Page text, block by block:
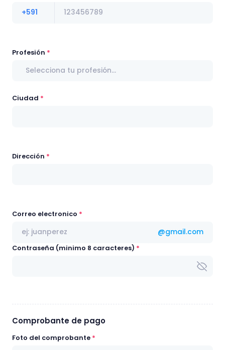
+591
Profesión
Selecciona tu profesión...
Ciudad
Dirección
Correo electronico
@gmail.com
Contraseña (minimo 8 caracteres)
Comprobante de pago
Foto del comprobante